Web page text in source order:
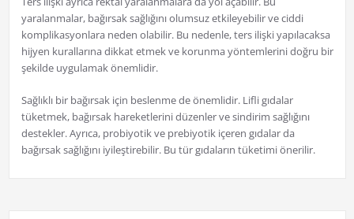
yaralanmalar, bağırsak sağlığını olumsuz etkileyebilir ve ciddi
komplikasyonlara neden olabilir. Bu nedenle, ters ilişki yapılacaksa
hijyen kurallarına dikkat etmek ve korunma yöntemlerini doğru bir
şekilde uygulamak önemlidir.
Sağlıklı bir bağırsak için beslenme de önemlidir. Lifli gıdalar
tüketmek, bağırsak hareketlerini düzenler ve sindirim sağlığını
destekler. Ayrıca, probiyotik ve prebiyotik içeren gıdalar da
bağırsak sağlığını iyileştirebilir. Bu tür gıdaların tüketimi önerilir.